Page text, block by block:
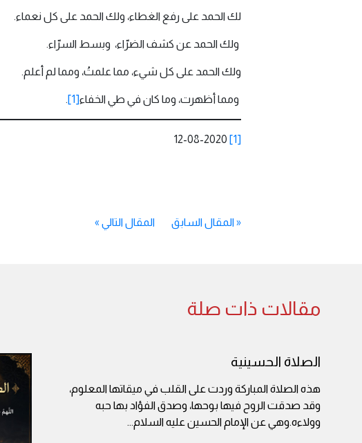
لك الحمد على رفع الغطاء، ولك الحمد على كل نعماء.
ولك الحمد عن كشف الضرّاء، وبسط السرّاء.
ولك الحمد على كل شيء، مما علمتُ، ومما لم أعلم.
ومما أظهرت، وما كان في طي الخفاء[1]
.
[1]
«المقال السابق المقال التالي »
مقالات ذات صلة
الصلاة الحسينية
هذه الصلاة المباركة وردت على القلب في ميقاتها المعلوم،
وقد صدقت الروح فيها بوحها، وصدق الفؤاد بها حبه
وولاءه.وهي عن الإمام الحسين عليه السلام...